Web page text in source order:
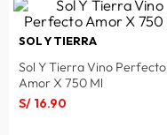
SOL Y TIERRA
Sol Y Tierra Vino Perfecto
Amor X 750 Ml
S/ 16.90